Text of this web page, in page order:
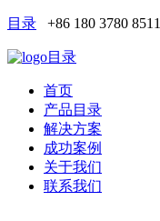
目录 +86 180 3780 8511
目录
首页
产品目录
解决方案
成功案例
关于我们
联系我们